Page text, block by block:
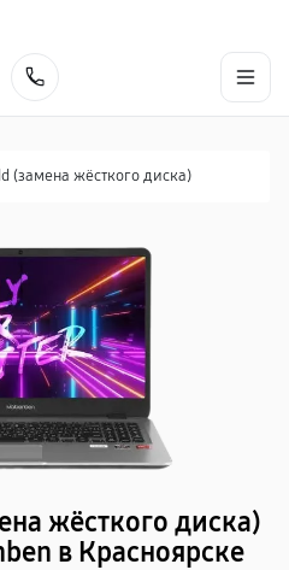
(замена жёсткого диска)
жёсткого диска)
в Красноярске